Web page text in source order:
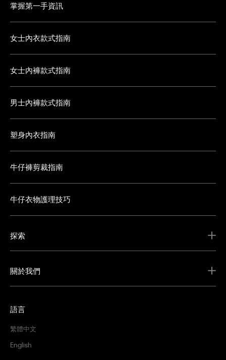
掌握第一手資訊
女士內衣款式指南
女士內褲款式指南
男士內褲款式指南
塑身內衣指南
牛仔褲剪裁指南
牛仔衣物護理技巧
探索
關於我們
語言
繁體中文
English